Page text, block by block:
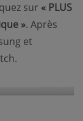
sur « PLUS
». Après
et